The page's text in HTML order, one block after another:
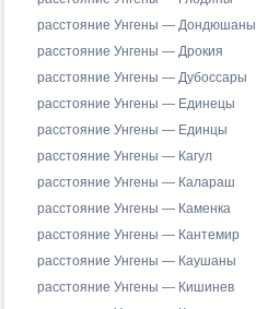
расстояние Унгены — Дондюшаны
расстояние Унгены — Дрокия
расстояние Унгены — Дубоссары
расстояние Унгены — Единецы
расстояние Унгены — Единцы
расстояние Унгены — Кагул
расстояние Унгены — Калараш
расстояние Унгены — Каменка
расстояние Унгены — Кантемир
расстояние Унгены — Каушаны
расстояние Унгены — Кишинев